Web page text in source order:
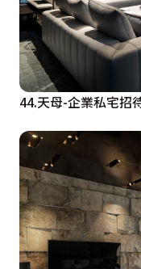
44.天母-企業私宅招